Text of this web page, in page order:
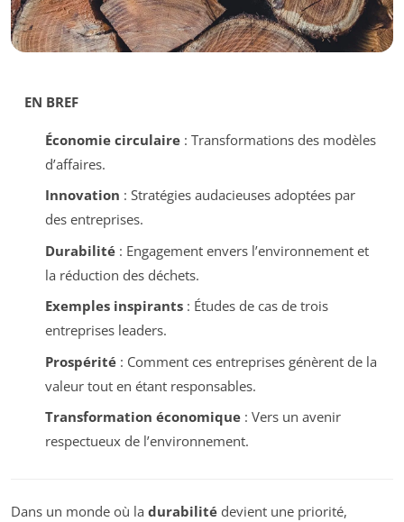
EN BREF
Économie circulaire: Transformations des modèles
d’affaires.
Innovation : Stratégies audacieuses adoptées par
des entreprises.
Durabilité: Engagement envers l’environnement et
la réduction des déchets.
Exemples inspirants: Études de cas de trois
entreprises leaders.
Prospérité: Comment ces entreprises génèrent de la
valeur tout en étant responsables.
Transformation économique: Vers un avenir
respectueux de l’environnement.
Dans un monde où la durabilité devient une priorité,